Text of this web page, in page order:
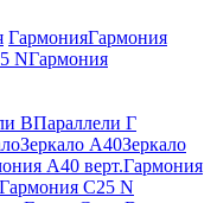
ГармонияГармония
NГармония
ВПараллели Г
Зеркало А40Зеркало
А40 верт.Гармония
Гармония С25 N